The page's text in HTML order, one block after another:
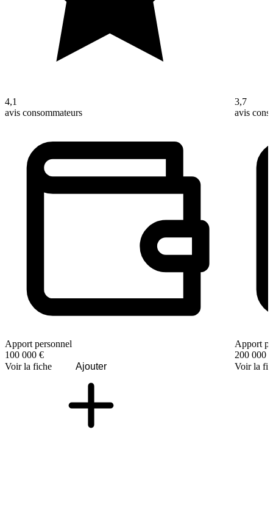
4,1
avis consommateurs
Apport personnel
100 000 €
Voir la fiche
Ajouter
3,7
avis
Apport
200 000 €
Voir la